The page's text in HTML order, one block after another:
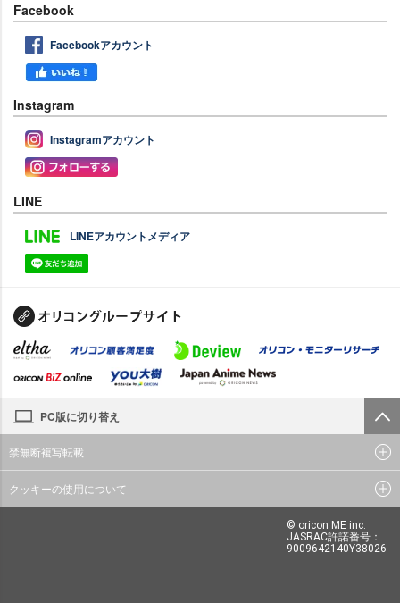
Facebook
Facebookアカウント
Instagram
Instagramアカウント
LINE
LINEアカウントメディア
PC版に切り替え
禁無断複写転載
クッキーの使用について
© oricon ME inc.
JASRAC許諾番号：
9009642140Y38026